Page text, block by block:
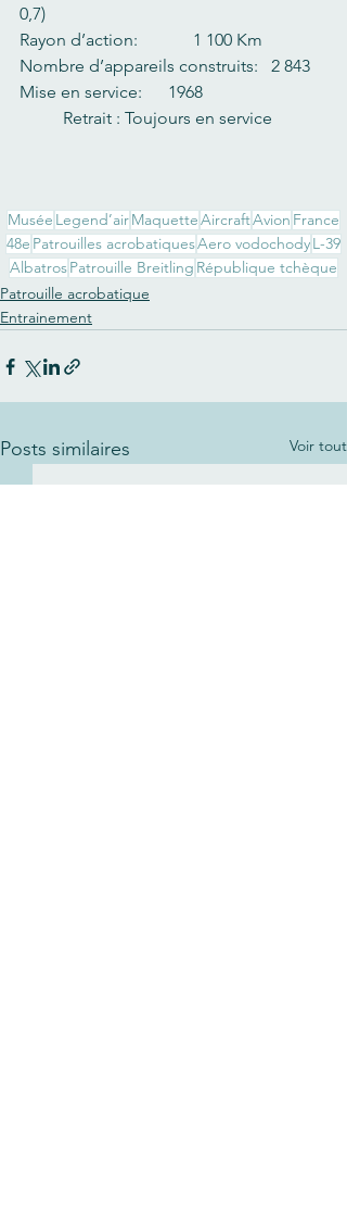
0,7)
Rayon d’action:     	1 100 Km
Nombre d’appareils construits:   2 843
Mise en service:      1968
	Retrait : Toujours en service
Musée Legend’airMaquetteAircraftAvion France
48e Patrouilles acrobatiquesAero vodochodyL-39
AlbatrosPatrouille Breitling République tchèque
Patrouille acrobatique
Entrainement
Posts similaires Voir tout